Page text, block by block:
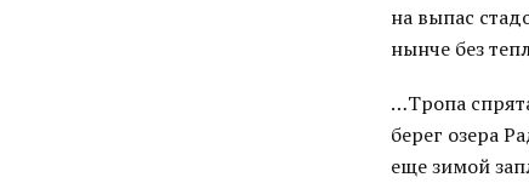
на выпас
нынче без
…Тропа
берег озера
еще зимой